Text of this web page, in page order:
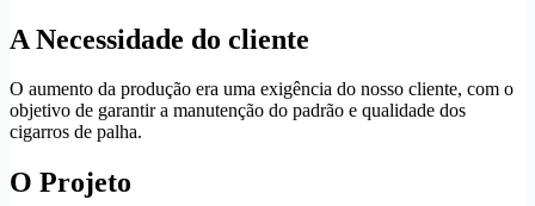
A Necessidade do cliente
O aumento da produção era uma exigência do nosso cliente, com o
objetivo de garantir a manutenção do padrão e qualidade dos
cigarros de palha.
O Projeto